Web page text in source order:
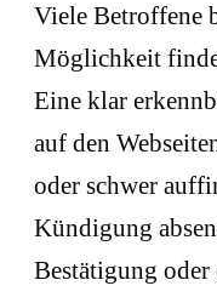
Viele Betroffene
Möglichkeit
Eine klar
auf den
oder schwer
Kündigung
Bestätigung